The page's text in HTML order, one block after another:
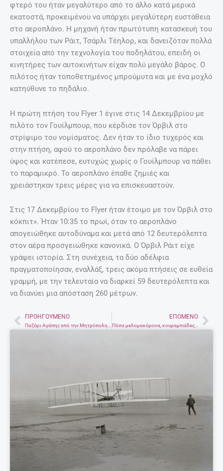
φτερό του ήταν μεγαλύτερο από το άλλο κατά μερικά
εκατοστά, προκειμένου να υπάρχει μεγαλύτερη ευστάθεια
στο αεροπλάνο. Η μηχανή ήταν πρωτότυπη κατασκευή του
υπαλλήλου των Ράιτ, Τσάρλι Τέηλορ, και δανειζόταν πολλά
στοιχεία από την τεχνολογία του ποδηλάτου, επειδή οι
κινητήρες των αυτοκινήτων είχαν πολύ μεγάλο βάρος. Ο
πιλότος ήταν τοποθετημένος μπρούμυτα και με ένα μοχλό
κατηύθυνε το πηδάλιο.
Η πρώτη πτήση του Flyer 1 έγινε στις 14 Δεκεμβρίου με
πιλότο τον Γουίλμπουρ, που κέρδισε τον Όρβιλ στο
στρίψιμο του νομίσματος. Δεν ήταν το ίδιο τυχερός και
στην πτήση, αφού το αεροπλάνο δεν πρόλαβε να πάρει
ύψος και κατέπεσε, ευτυχώς χωρίς ο Γουίλμπουρ να πάθει
το παραμικρό. Το αεροπλάνο έπαθε ζημιές και
χρειάστηκαν τρεις μέρες για να επισκευαστούν.
Στις 17 Δεκεμβρίου το Flyer ήταν έτοιμο με τον Όρβιλ στο
κόκπιτ». Ήταν 10:35 το πρωί, όταν το αεροπλάνο
απογειώθηκε αυτοδύναμα και μετά από 12 δευτερόλεπτα
στον αέρα προσγειώθηκε κανονικά. Ο Όρβιλ Ράιτ είχε
γράψει ιστορία. Στη συνέχεια, τα δύο αδέλφια
πραγματοποίησαν, εναλλάξ, τρεις ακόμα πτήσεις σε ευθεία
γραμμή, με την τελευταία να διαρκεί 59 δευτερόλεπτα και
να διανύει μια απόσταση 260 μέτρων.
Prev
ΠΡΟΗΓΟΎΜΕΝΟ ΕΠΌΜΕΝΟ
Πόσα μελομακάρονα, κουραμπιέδες και δίπλες θα φάμε; Προσοχή στις θερμίδες!